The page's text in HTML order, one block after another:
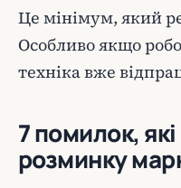
Це мінімум, який
Особливо якщо
техніка вже
7 помилок,
розминку